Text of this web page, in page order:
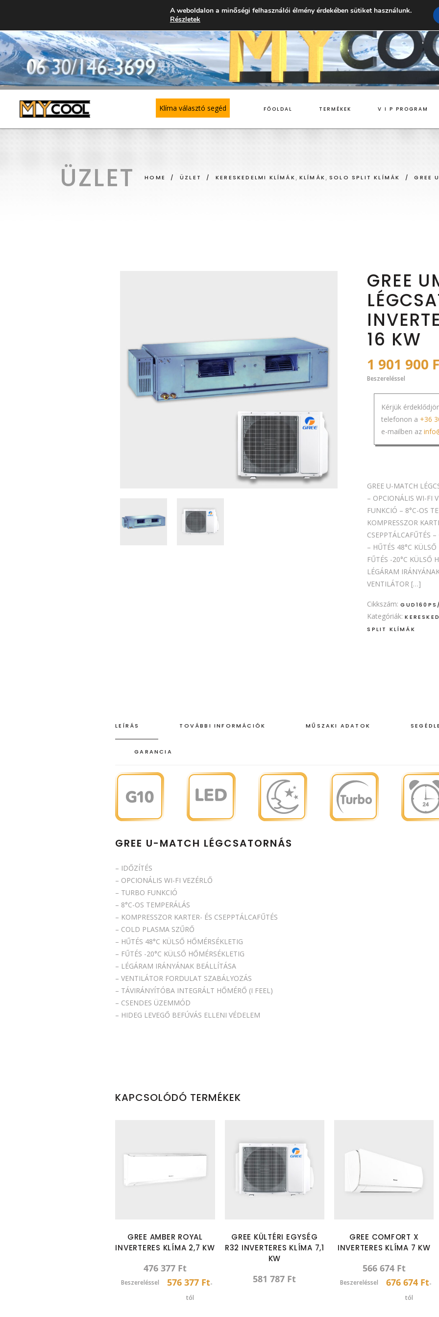
Klíma választó segéd FŐOLDAL TERMÉKEK
SYEN
MULTI SPLIT KLÍMÁK
INFRA FŰTŐPANELEK
V I P PROGRAM
ÜZLET HOME / ÜZLET / KERESKEDELMI KLÍMÁK, KLÍMÁK, SOLO SPLIT KLÍMÁK /GREE
GREE
16 KW
1 901 900
Beszereléssel
Kérjük
telefonon a +36
e-mailben az
GREE U-MATCH
– OPCIONÁLIS WI-FI
FUNKCIÓ – 8°C-OS
KOMPRESSZOR
CSEPPTÁLCAFŰTÉS
– HŰTÉS 48°C
FŰTÉS -20°C KÜLSŐ
LÉGÁRAM
VENTILÁTOR […]
Cikkszám:
Kategóriák:
SPLIT KLÍMÁK
LEÍRÁS TOVÁBBI INFORMÁCIÓK MŰSZAKI ADATOK
GARANCIA
GREE U-MATCH LÉGCSATORNÁS
– IDŐZÍTÉS
– OPCIONÁLIS WI-FI VEZÉRLŐ
– TURBO FUNKCIÓ
– 8°C-OS TEMPERÁLÁS
– KOMPRESSZOR KARTER- ÉS CSEPPTÁLCAFŰTÉS
– COLD PLASMA SZŰRŐ
– HŰTÉS 48°C KÜLSŐ HŐMÉRSÉKLETIG
– FŰTÉS -20°C KÜLSŐ HŐMÉRSÉKLETIG
– LÉGÁRAM IRÁNYÁNAK BEÁLLÍTÁSA
– VENTILÁTOR FORDULAT SZABÁLYOZÁS
– TÁVIRÁNYÍTÓBA INTEGRÁLT HŐMÉRŐ (I FEEL)
– CSENDES ÜZEMMÓD
– HIDEG LEVEGŐ BEFÚVÁS ELLENI VÉDELEM
KAPCSOLÓDÓ TERMÉKEK
GREE AMBER ROYAL
INVERTERES KLÍMA 2,7 KW
476 377 Ft
Beszereléssel 576 377 Ft-
tól
GREE KÜLTÉRI EGYSÉG
R32 INVERTERES KLÍMA 7,1
KW
581 787 Ft
GREE COMFORT X
INVERTERES KLÍMA 7 KW
566 674 Ft
Beszereléssel 676 674 Ft-
tól
A weboldalon a minőségi felhasználói élmény érdekében sütiket használunk.
Részletek